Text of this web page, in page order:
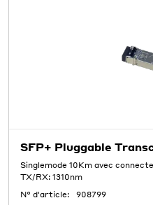
SFP+ Pluggable
Singlemode 10Km avec
TX/RX: 1310nm
N° d'article:
908799